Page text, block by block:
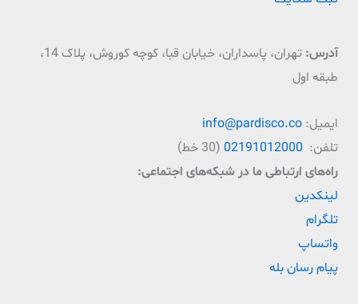
آدرس:
تهران، پاسداران، خیابان قبا، کوچه کوروش، پلاک 14،
طبقه اول
ایمیل: info@pardisco.co
تلفن: 02191012000 (30 خط)
راه‌‌های ارتباطی ما در شبکه‌های اجتماعی:
لینکدین
تلگرام
واتساپ
پیام رسان بله